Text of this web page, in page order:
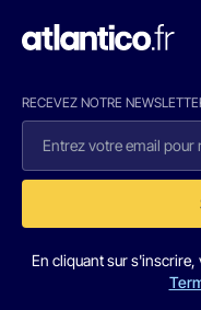
RECEVEZ NOTRE
En cliquant sur